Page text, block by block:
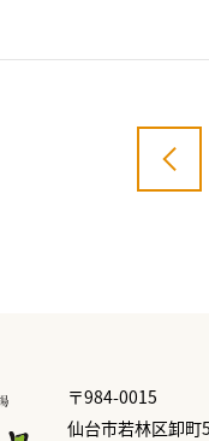
〒984-0015
仙台市若林区卸町